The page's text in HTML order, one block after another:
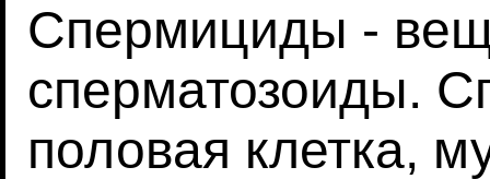
Спермициды -
сперматозоиды.
половая клетка,